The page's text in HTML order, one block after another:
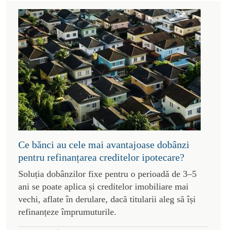
Ce bănci au cele mai avantajoase dobânzi
pentru refinanțarea creditelor ipotecare?
Soluția dobânzilor fixe pentru o perioadă de 3–5
ani se poate aplica și creditelor imobiliare mai
vechi, aflate în derulare, dacă titularii aleg să își
refinanțeze împrumuturile.